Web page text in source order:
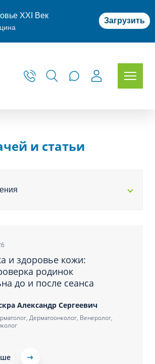
XXI Век
Загрузить
и статьи
и здоровье кожи:
родинок
до и после сеанса
Александр Сергеевич
Дерматоонколог, Венеролог,